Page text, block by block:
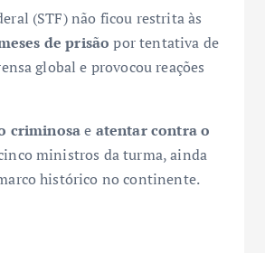
(STF) não ficou restrita às
de prisão por tentativa de
global e provocou reações
criminosae atentar contra o
ministros da turma, ainda
histórico no continente.